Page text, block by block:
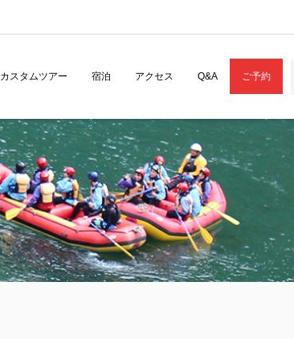
カスタムツアー 宿泊 アクセス Q&A ご予約